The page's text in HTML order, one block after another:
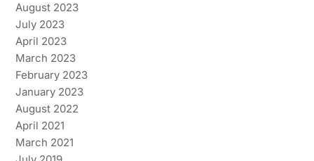
August 2023
July 2023
April 2023
March 2023
February 2023
January 2023
August 2022
April 2021
March 2021